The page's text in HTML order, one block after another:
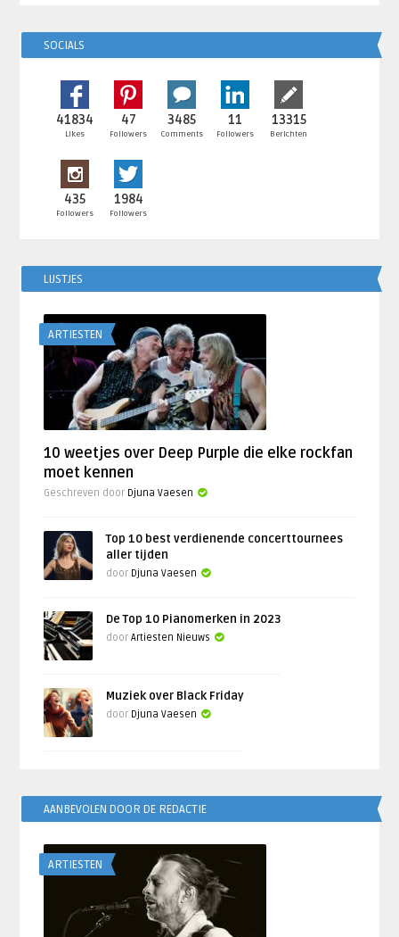
SOCIALS
41834
Likes
47
Followers
3485
Comments
11
Followers
13315
Berichten
435
Followers
1984
Followers
LIJSTJES
ARTIESTEN
10 weetjes over Deep Purple die elke rockfan
moet kennen
Geschreven door Djuna Vaesen
Top 10 best verdienende concerttournees
aller tijden
door Djuna Vaesen
De Top 10 Pianomerken in 2023
doorArtiesten Nieuws
Muziek over Black Friday
door Djuna Vaesen
AANBEVOLEN DOOR DE REDACTIE
ARTIESTEN